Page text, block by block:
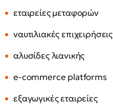
εταιρείες μεταφορών
ναυτιλιακές επιχειρήσεις
αλυσίδες λιανικής
e-commerce platforms
εξαγωγικές εταιρείες